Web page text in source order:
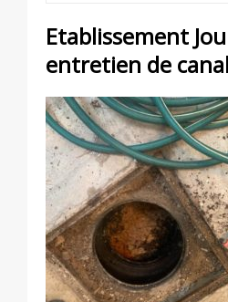
Etablissement
entretien de